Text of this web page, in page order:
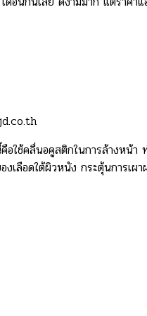
ช้คลื่นอคูสติกในการล้างหน้า
เลือดใต้ผิวหนัง กระตุ้นการเ